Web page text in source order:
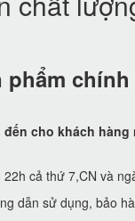
phẩm
đến cho khách
cả thứ 7,CN và
dẫn sử dụng, bảo